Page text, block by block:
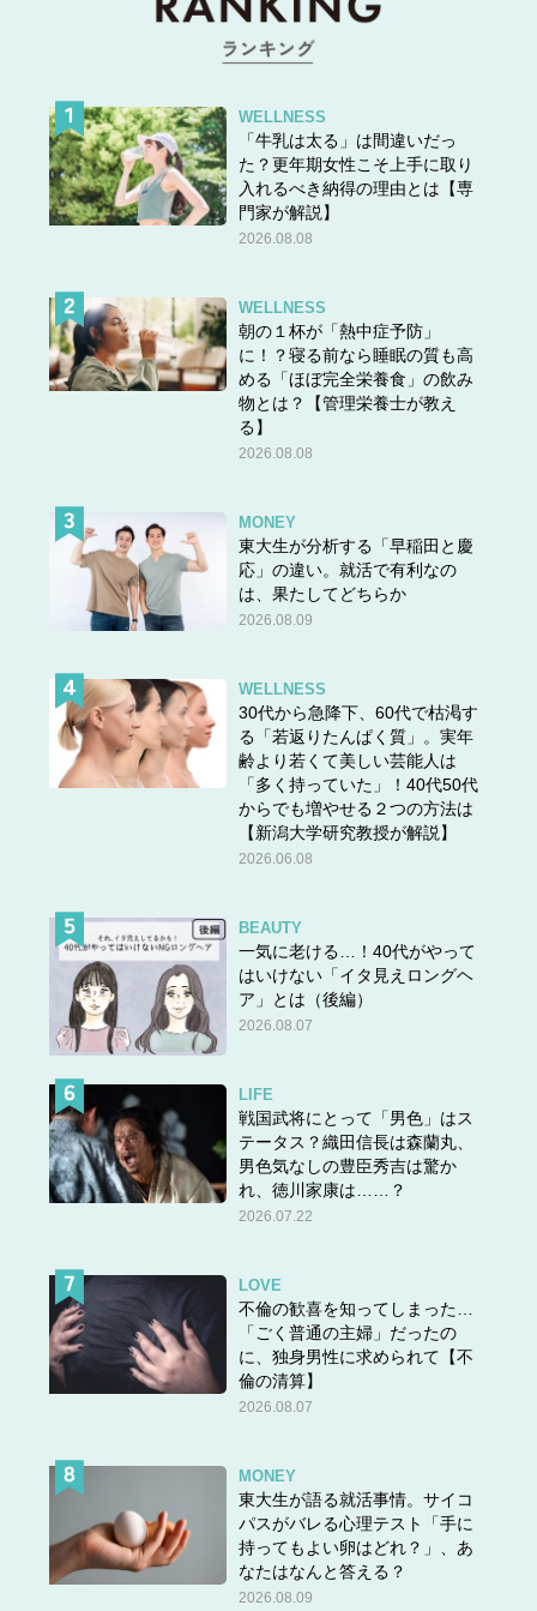
スポンサーリンク
【次ページ】46歳独女、恋活アプリ1年で次々と彼氏が
できたってよ! 恋に年齢は関係ない！
次のページへ >>
1 2
WELLNESS
「牛乳は太る」は間違いだっ
た？更年期女性こそ上手に取り
入れるべき納得の理由とは【専
門家が解説】
2026.08.08
WELLNESS
朝の１杯が「熱中症予防」
に！？寝る前なら睡眠の質も高
める「ほぼ完全栄養食」の飲み
物とは？【管理栄養士が教え
る】
2026.08.08
MONEY
東大生が分析する「早稲田と慶
応」の違い。就活で有利なの
は、果たしてどちらか
2026.08.09
WELLNESS
30代から急降下、60代で枯渇す
る「若返りたんぱく質」。実年
齢より若くて美しい芸能人は
「多く持っていた」！40代50代
からでも増やせる２つの方法は
【新潟大学研究教授が解説】
2026.06.08
BEAUTY
一気に老ける…！40代がやって
はいけない「イタ見えロングヘ
ア」とは（後編）
2026.08.07
LIFE
戦国武将にとって「男色」はス
テータス？織田信長は森蘭丸、
男色気なしの豊臣秀吉は驚か
れ、徳川家康は……？
2026.07.22
LOVE
不倫の歓喜を知ってしまった…
「ごく普通の主婦」だったの
に、独身男性に求められて【不
倫の清算】
2026.08.07
MONEY
東大生が語る就活事情。サイコ
パスがバレる心理テスト「手に
持ってもよい卵はどれ？」、あ
なたはなんと答える？
2026.08.09